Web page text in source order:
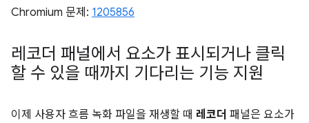
Chromium 문제: 1205856
레코더 패널에서 요소가 표시되거나 클릭
할 수 있을 때까지 기다리는 기능 지원
이제 사용자 흐름 녹화 파일을 재생할 때 레코더 패널은 요소가